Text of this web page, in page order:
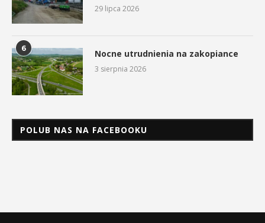
29 lipca 2026
6 Nocne utrudnienia na zakopiance
3 sierpnia 2026
POLUB NAS NA FACEBOOKU